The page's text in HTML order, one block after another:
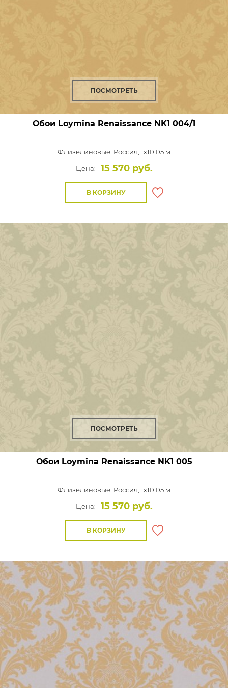
ПОСМОТРЕТЬ
Обои Loymina Renaissance NK1 004/1
Флизелиновые, Россия, 1x10,05 м
Цена:
15 570 руб.
В КОРЗИНУ
ПОСМОТРЕТЬ
Обои Loymina RenaissanceNK1 005
Флизелиновые, Россия, 1x10,05 м
Цена:
15 570 руб.
В КОРЗИНУ